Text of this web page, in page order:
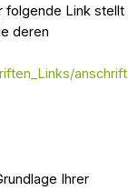
folgende Link stellt
deren
anschrift
Ihrer